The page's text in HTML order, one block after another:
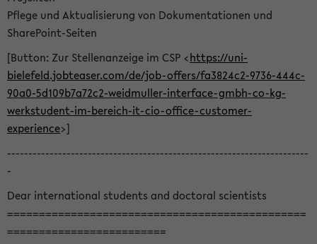
Pflege und Aktualisierung von Dokumentationen und
SharePoint-Seiten
[Button: Zur Stellenanzeige im CSP <https://uni-
bielefeld.jobteaser.com/de/job-offers/fa3824c2-9736-444c-
90a0-5d109b7a72c2-weidmuller-interface-gmbh-co-kg-
werkstudent-im-bereich-it-cio-office-customer-
experience>]
-----------------------------------------------------------------------
-
Dear international students and doctoral scientists
===============================================
=========================